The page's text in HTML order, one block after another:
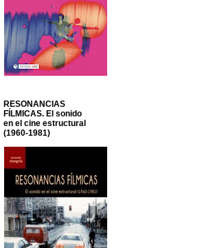
RESONANCIAS
FÍLMICAS. El sonido
en el cine estructural
(1960-1981)